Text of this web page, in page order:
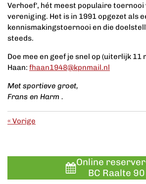
Verhoef', hét meest populaire toernooi
vereniging. Het is in 1991 opgezet als
kennismakingstoernooi en die
steeds.
Doe mee en geef je snel op (uiterlijk 11
Haan: fhaan1948@kpnmail.nl
Met sportieve groet,
Frans en Harm .
« Vorige
Online
BC Raalte 90